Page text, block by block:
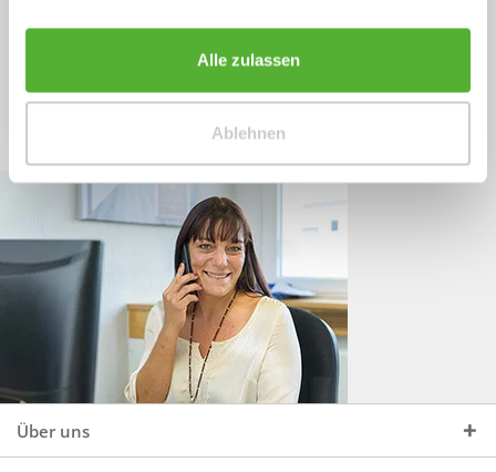
Alle zulassen
Ablehnen
+49 (0)4244 965 34 04
Mo - Do, 09:00 - 16:00 Uhr
und Fr, 09:00 - 13:00 Uhr
Über uns